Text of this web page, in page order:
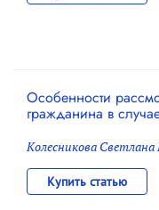
Особенности
гражданина в
Колесникова Светлана
Купить статью